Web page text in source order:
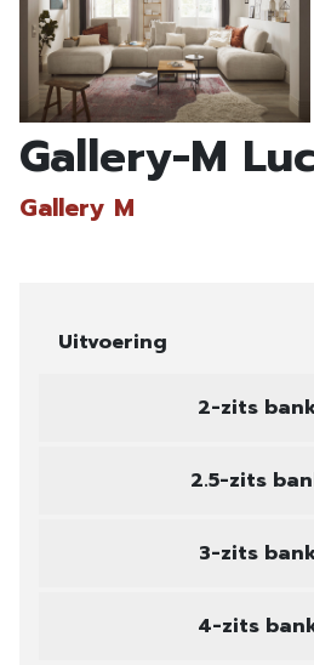
Gallery-M
Gallery M
Uitvoering
2-zits
2.5-zits
3-zits
4-zits